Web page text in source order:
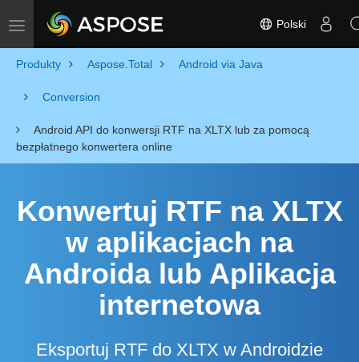
Toggle navigation Polski
Produkty Aspose.Total Android via Java
Conversion
Android API do konwersji RTF na XLTX lub za pomocą
bezpłatnego konwertera online
Konwertuj RTF na XLTX
w aplikacjach na
Androida lub Aplikacja
internetowa
Eksportuj RTF do XLTX w Androidzie